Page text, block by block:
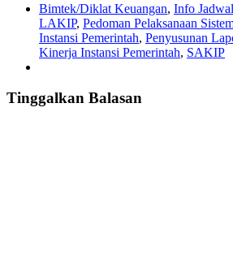
Bimtek/Diklat Keuangan, Info
LAKIP, Pedoman Pelaksanaan
Instansi Pemerintah, Penyusunan
Kinerja Instansi Pemerintah, SAKIP
Tinggalkan Balasan